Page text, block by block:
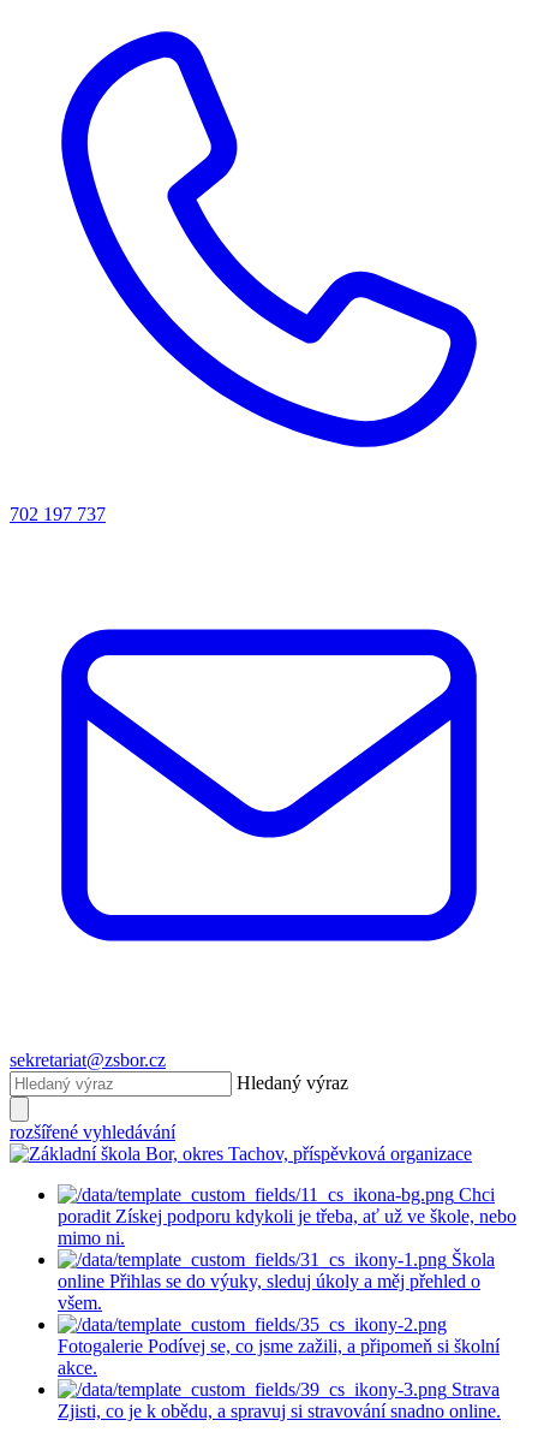
702 197 737
sekretariat@zsbor.cz
Hledaný výraz
rozšířené vyhledávání
Chci
poradit Získej podporu kdykoli je třeba, ať už ve škole, nebo
mimo ni.
Škola
online Přihlas se do výuky, sleduj úkoly a měj přehled o
všem.
Fotogalerie Podívej se, co jsme zažili, a připomeň si školní
akce.
Strava
Zjisti, co je k obědu, a spravuj si stravování snadno online.